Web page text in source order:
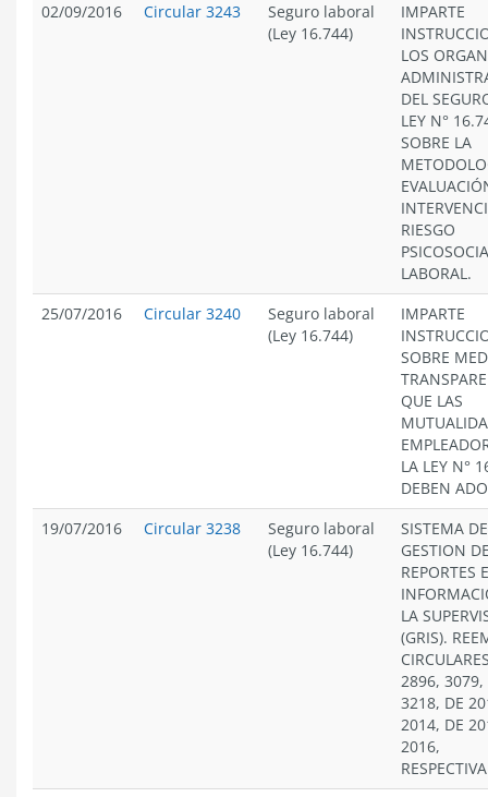
02/09/2016
Circular 3243
Seguro laboral
(Ley 16.744)
IMPARTE
LOS
DEL
LEY N°
SOBRE LA
RIESGO
LABORAL.
25/07/2016
Circular 3240
Seguro laboral
(Ley 16.744)
IMPARTE
SOBRE
QUE LAS
LA LEY N°
DEBEN
19/07/2016
Circular 3238
Seguro laboral
(Ley 16.744)
SISTEMA DE
GESTION
REPORTES E
LA
(GRIS).
2896, 3079,
3218, DE
2014, DE
2016,